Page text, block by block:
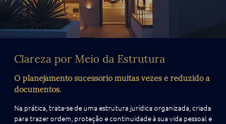
Clareza por Meio da Estrutura
O planejamento sucessório muitas vezes é reduzido a
documentos.
Na prática, trata-se de uma estrutura jurídica organizada, criada
para trazer ordem, proteção e continuidade à sua vida pessoal e